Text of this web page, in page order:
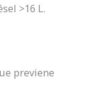
>16 L.
previene